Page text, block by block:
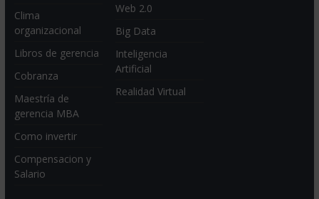
Clima
organizacional
Libros de gerencia
Cobranza
Maestría de
gerencia MBA
Como invertir
Compensacion y
Salario
Web 2.0
Big Data
Inteligencia
Artificial
Realidad Virtual